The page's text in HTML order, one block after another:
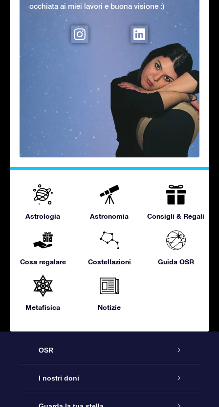
occhiata ai miei lavori e buona visione :)
Astrologia Astronomia Consigli & Regali
Cosa regalare Costellazioni Guida OSR
Metafisica Notizie
OSR
Assistenza
Contattaci
I nostri doni